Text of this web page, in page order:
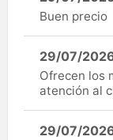
Buen precio
29/07/
Ofrecen los
atención al
29/07/